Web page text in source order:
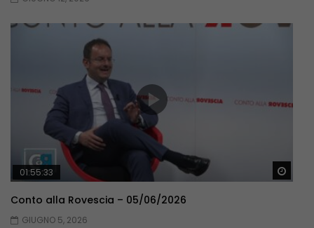
01:55:33
Conto alla Rovescia – 05/06/2026
GIUGNO 5, 2026